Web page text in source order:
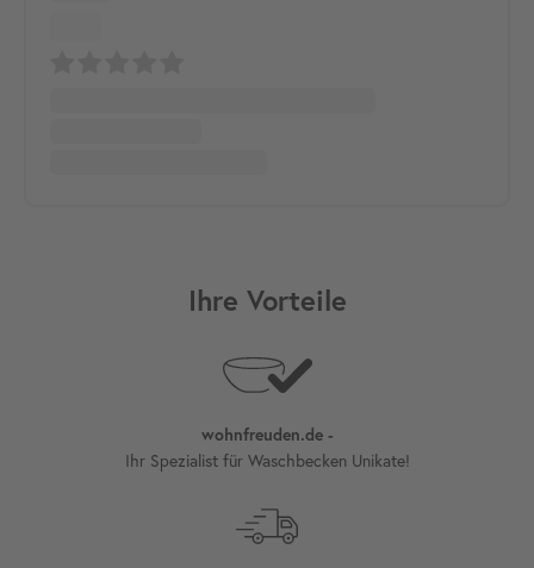
Ihre Vorteile
wohnfreuden.de -
Ihr Spezialist für Waschbecken Unikate!